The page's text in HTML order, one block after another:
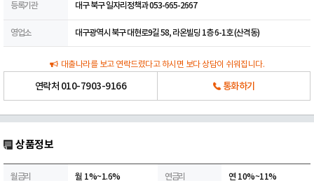
등록기관 대구 북구 일자리정책과 053-665-2667
영업소 대구광역시 북구 대현로9길 58, 라온빌딩 1층 6-1호 (산격동)
대출나라를 보고 연락드렸다고 하시면 보다 상담이 쉬워집니다.
연락처 010-7903-9166 통화하기
상품정보
월금리 월 1%~1.6% 연금리 연 10%~11%